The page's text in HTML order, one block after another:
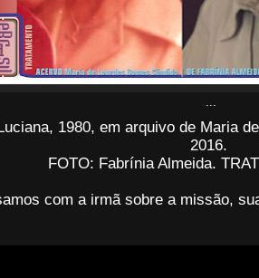
...
1980, em arquivo de Maria
2016.
FOTO: Fabrínia Almeida.
com a irmã sobre a missão,